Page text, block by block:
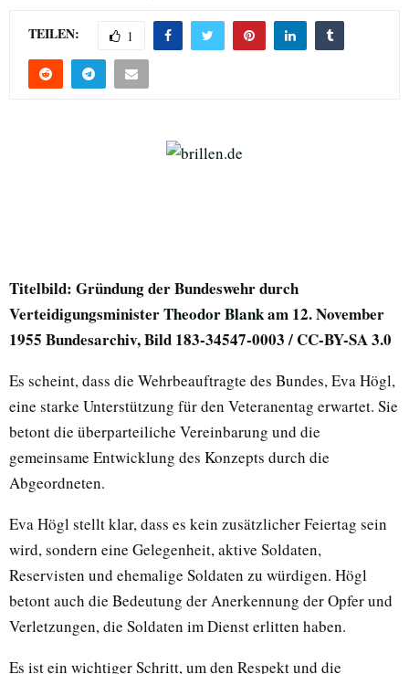
TEILEN: 1
Titelbild: Gründung der Bundeswehr durch
VerteidigungsministerTheodor Blankam 12. November
1955 Bundesarchiv, Bild 183-34547-0003 / CC-BY-SA 3.0
Es scheint, dass die Wehrbeauftragte des Bundes, Eva Högl,
eine starke Unterstützung für den Veteranentag erwartet. Sie
betont die überparteiliche Vereinbarung und die
gemeinsame Entwicklung des Konzepts durch die
Abgeordneten.
Eva Högl stellt klar, dass es kein zusätzlicher Feiertag sein
wird, sondern eine Gelegenheit, aktive Soldaten,
Reservisten und ehemalige Soldaten zu würdigen. Högl
betont auch die Bedeutung der Anerkennung der Opfer und
Verletzungen, die Soldaten im Dienst erlitten haben.
Es ist ein wichtiger Schritt, um den Respekt und die